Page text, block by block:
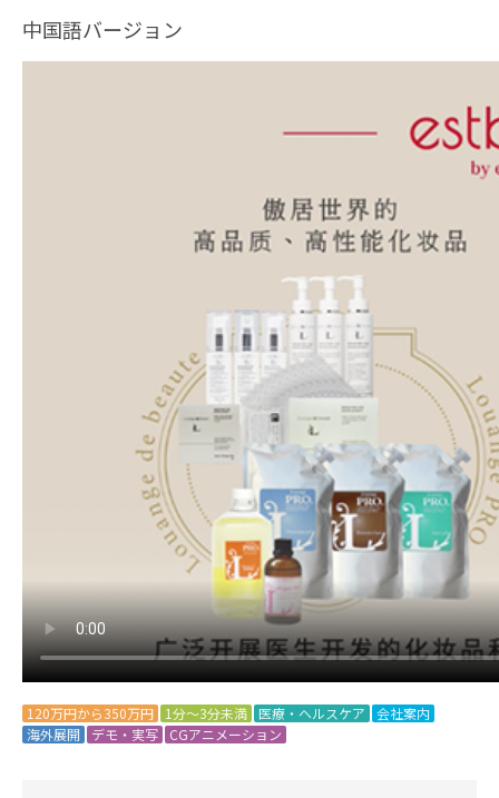
中国語バージョン
120万円から350万円 1分～3分未満 医療・ヘルスケア
会社案内
海外展開
デモ・実写 CGアニメーション